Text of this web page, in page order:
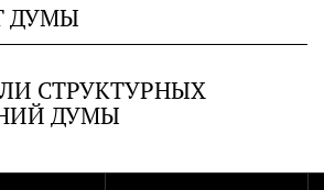
ДУМЫ
СТРУКТУРНЫХ
ДУМЫ